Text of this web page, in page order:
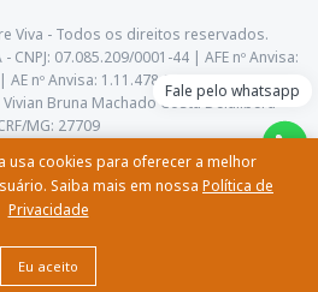
Fale pelo whatsapp
Viva - Todos os direitos reservados.
- CNPJ: 07.085.209/0001-44 | AFE nº Anvisa:
AE nº Anvisa: 1.11.478-5
Bruna Machado Costa Delalibera -
MG: 27709
Eu aceito
usa cookies para oferecer a melhor
Saiba mais em nossa Política de
Privacidade